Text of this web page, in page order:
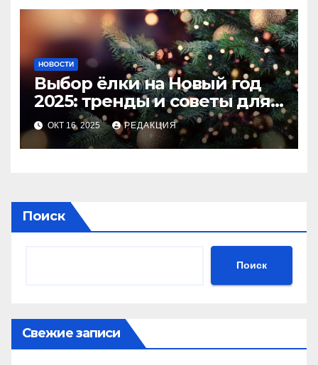
НОВОСТИ
Выбор ёлки на Новый год
2025: тренды и советы для
идеального праздника
ОКТ 16, 2025 РЕДАКЦИЯ
Поиск
Поиск
Свежие записи